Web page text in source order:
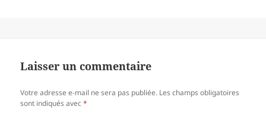
Laisser un commentaire
Votre adresse e-mail ne sera pas publiée. Les champs obligatoires
sont indiqués avec*